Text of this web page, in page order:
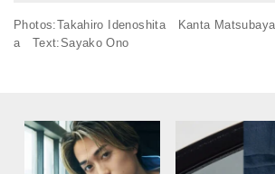
Photos:Takahiro Idenoshita Kanta
a Text:Sayako Ono